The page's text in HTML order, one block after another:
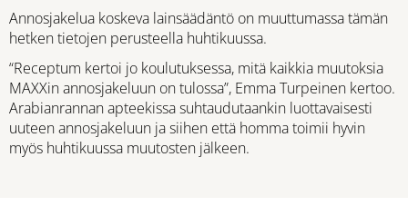
Annosjakelua koskeva lainsäädäntö on muuttumassa tämän
hetken tietojen perusteella huhtikuussa.
“Receptum kertoi jo koulutuksessa, mitä kaikkia muutoksia
MAXXin annosjakeluun on tulossa”, Emma Turpeinen kertoo.
Arabianrannan apteekissa suhtaudutaankin luottavaisesti
uuteen annosjakeluun ja siihen että homma toimii hyvin
myös huhtikuussa muutosten jälkeen.